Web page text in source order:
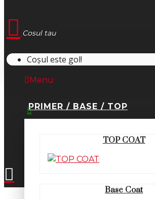
Cosul tau
Coșul este gol!
Menu
PRIMER / BASE / TOP
TOP COAT
Base Coat
0745.677.518
office@fsm-romania.ro